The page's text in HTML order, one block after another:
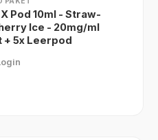
Pod 10ml - Straw-
Ice - 20mg/ml
+ 5x Leerpod